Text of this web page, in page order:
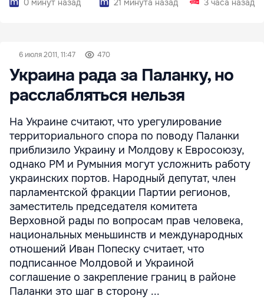
0 минут назад 21 минута назад 3 часа назад
6 июля 2011, 11:47 470
Украина рада за Паланку, но
расслабляться нельзя
На Украине считают, что урегулирование
территориального спора по поводу Паланки
приблизило Украину и Молдову к Евросоюзу,
однако РМ и Румыния могут усложнить работу
украинских портов. Народный депутат, член
парламентской фракции Партии регионов,
заместитель председателя комитета
Верховной рады по вопросам прав человека,
национальных меньшинств и международных
отношений Иван Попеску считает, что
подписанное Молдовой и Украиной
соглашение о закрепление границ в районе
Паланки это шаг в сторону ...